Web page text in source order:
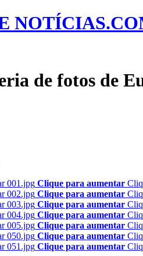
de fotos de
Clique para aumentar
Clique para aumentar
Clique para aumentar
Clique para aumentar
Clique para aumentar
Clique para aumentar
Clique para aumentar